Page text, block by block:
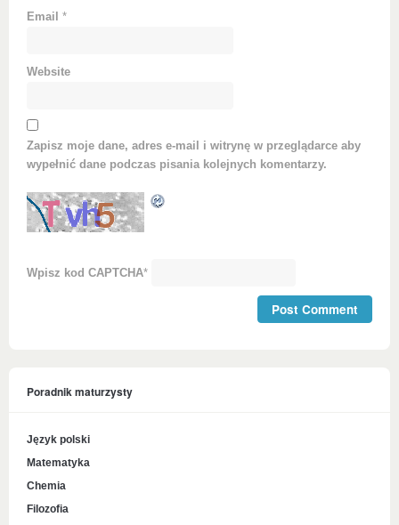
Email *
Website
Zapisz moje dane, adres e-mail i witrynę w przeglądarce aby
wypełnić dane podczas pisania kolejnych komentarzy.
Wpisz kod CAPTCHA*
Poradnik maturzysty
Język polski
Matematyka
Chemia
Filozofia